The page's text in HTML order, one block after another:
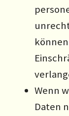
Wenn
Daten